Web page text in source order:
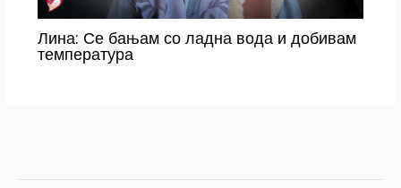
Лина: Се бањам со ладна вода и добивам
температура